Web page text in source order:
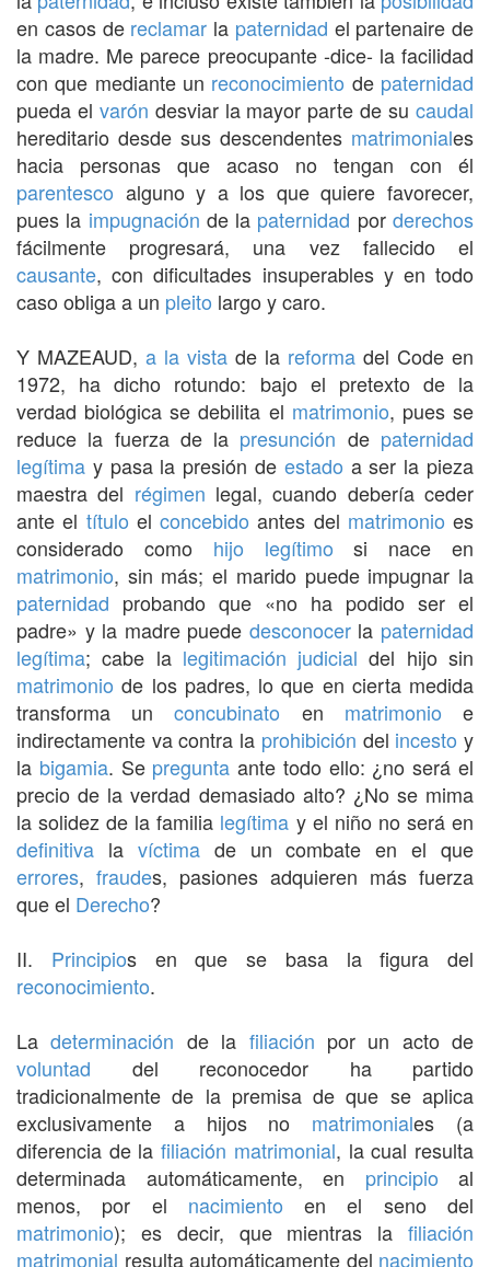
en casos de reclamar la paternidad el partenaire de
la madre. Me parece preocupante -dice- la facilidad
con que mediante un reconocimiento de paternidad
pueda el varón desviar la mayor parte de sucaudal
hereditario desde sus descendentes matrimoniales
hacia personas que acaso no tengan con él
parentesco alguno y a los que quiere favorecer,
pues la impugnación de la paternidad porderechos
fácilmente progresará, una vez fallecido el
causante, con dificultades insuperables y en todo
caso obliga a un pleito largo y caro.
Y MAZEAUD, a la vista de la reforma del Code en
1972, ha dicho rotundo: bajo el pretexto de la
verdad biológica se debilita el matrimonio, pues se
reduce la fuerza de la presunción de paternidad
legítima y pasa la presión de estado a ser la pieza
maestra del régimen legal, cuando debería ceder
ante el título el concebido antes del matrimonio es
considerado como hijo legítimo si nace en
matrimonio, sin más; el marido puede impugnar la
paternidad probando que «no ha podido ser el
padre» y la madre puede desconocerla paternidad
legítima; cabe la legitimación judicial del hijo sin
matrimonio de los padres, lo que en cierta medida
transforma unconcubinato en matrimonio e
indirectamente va contra la prohibición del incesto y
la bigamia. Se pregunta ante todo ello: ¿no será el
precio de la verdad demasiado alto? ¿No se mima
la solidez de la familia legítima y el niño no será en
definitiva la víctimade un combate en el que
errores, fraudes, pasiones adquieren más fuerza
que el Derecho?
II. Principios en que se basa la figura del
reconocimiento.
Ladeterminación de la filiación por un acto de
voluntad del reconocedor ha partido
tradicionalmente de la premisa de que se aplica
exclusivamente a hijos no matrimoniales (a
diferencia de lafiliación matrimonial, la cual resulta
determinada automáticamente, en principio al
menos, por el nacimiento en el seno del
matrimonio); es decir, que mientras la filiación
matrimonial resulta automáticamente del nacimiento